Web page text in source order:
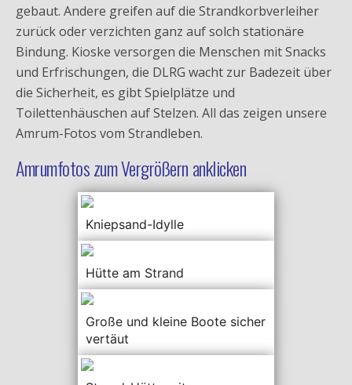
gebaut. Andere greifen auf die Strandkorbverleiher
zurück oder verzichten ganz auf solch stationäre
Bindung. Kioske versorgen die Menschen mit Snacks
und Erfrischungen, die DLRG wacht zur Badezeit über
die Sicherheit, es gibt Spielplätze und
Toilettenhäuschen auf Stelzen. All das zeigen unsere
Amrum-Fotos vom Strandleben.
Amrumfotos zum Vergrößern anklicken
Kniepsand-Idylle
Hütte am Strand
Große und kleine Boote sicher
vertäut